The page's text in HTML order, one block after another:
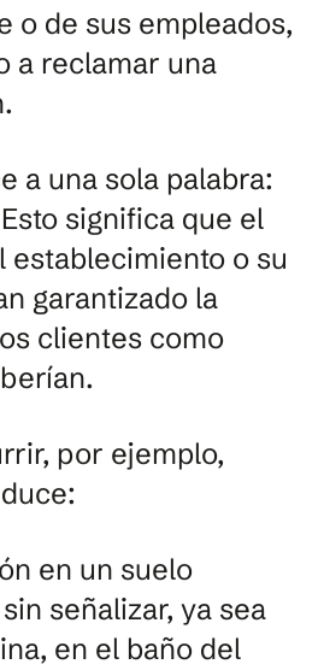
o de sus empleados,
a reclamar una
a una sola palabra:
significa que el
establecimiento o su
garantizado la
clientes como
por ejemplo,
en un suelo
señalizar, ya sea
en el baño del